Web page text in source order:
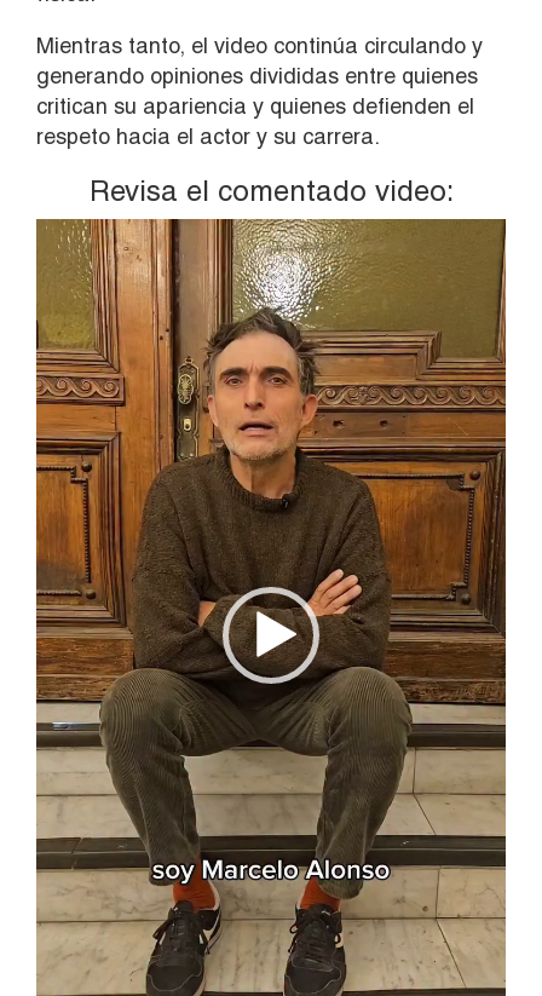
Mientras tanto, el video continúa circulando y
generando opiniones divididas entre quienes
critican su apariencia y quienes defienden el
respeto hacia el actor y su carrera.
Revisa el comentado video:
Reproductor
vídeo